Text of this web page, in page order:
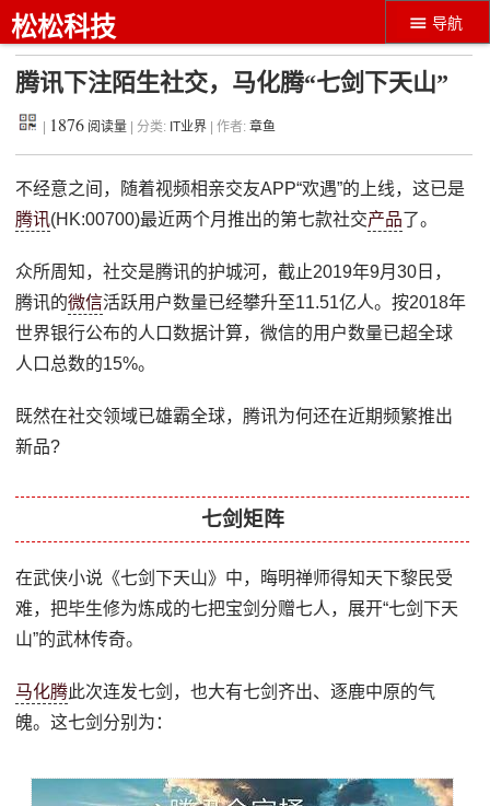
导航
松松科技
腾讯下注陌生社交，马化腾“七剑下天山”
1876 阅读量 | 分类: IT业界 | 作者:章鱼
不经意之间，随着视频相亲交友APP“欢遇”的上线，这已是
腾讯(HK:00700)最近两个月推出的第七款社交产品了。
众所周知，社交是腾讯的护城河，截止2019年9月30日，
腾讯的微信活跃用户数量已经攀升至11.51亿人。按2018年
世界银行公布的人口数据计算，微信的用户数量已超全球
人口总数的15%。
既然在社交领域已雄霸全球，腾讯为何还在近期频繁推出
新品?
七剑矩阵
在武侠小说《七剑下天山》中，晦明禅师得知天下黎民受
难，把毕生修为炼成的七把宝剑分赠七人，展开“七剑下天
山”的武林传奇。
马化腾此次连发七剑，也大有七剑齐出、逐鹿中原的气
魄。这七剑分别为：